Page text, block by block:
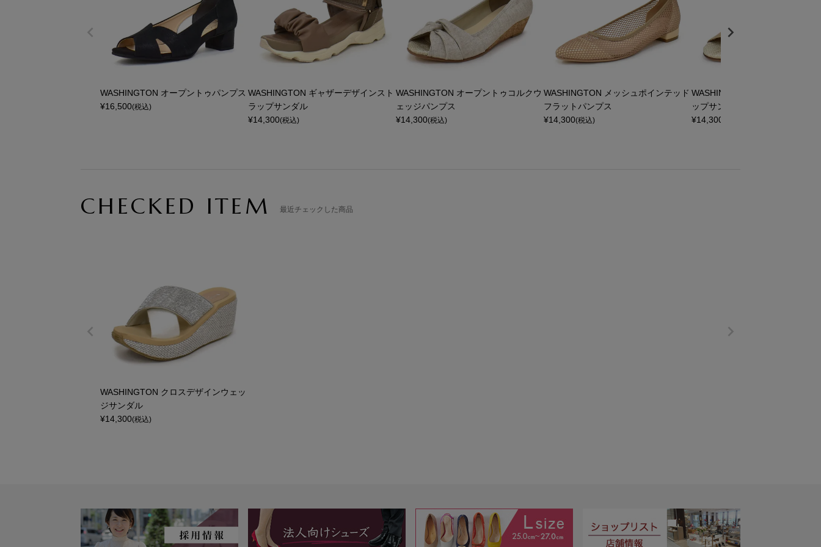
WASHINGTON オープントゥパンプス
¥16,500(税込)
WASHINGTON ギャザーデザインスト
ラップサンダル
¥14,300(税込)
WASHINGTON オープントゥコルクウ
ェッジパンプス
¥14,300(税込)
WASHINGTON メッシュポインテッド
フラットパンプス
¥14,300(税込)
WASHINGTON ウェッジソール
ップサンダル
¥14,300
CHECKED ITEM 最近チェックした商品
WASHINGTON クロスデザインウェッ
ジサンダル
¥14,300(税込)